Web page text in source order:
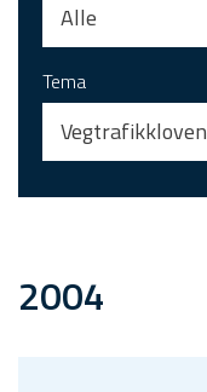
Alle
Tema
Vegtrafikkloven
2004